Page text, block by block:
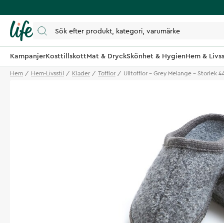
KampanjerKosttillskottMat & DryckSkönhet & HygienHem &
Hem Hem-Livsstil Klader Tofflor Ulltofflor - Grey Melange - Storlek